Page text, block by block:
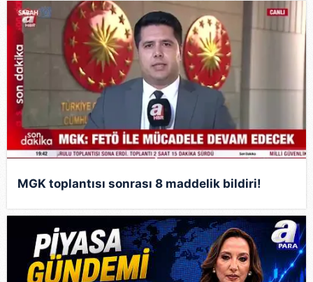
MGK toplantısı sonrası 8 maddelik bildiri!